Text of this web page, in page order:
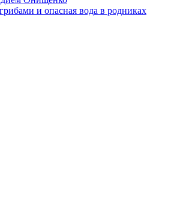
и опасная вода в родниках